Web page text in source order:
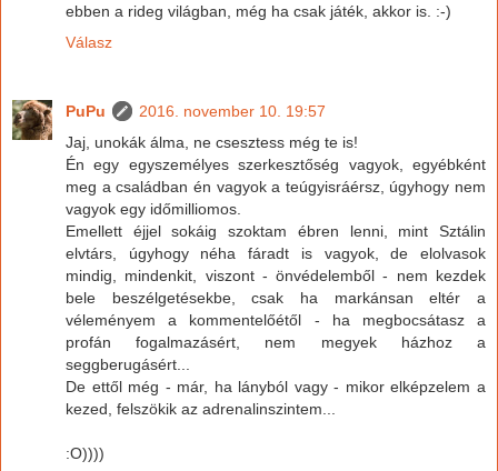
ebben a rideg világban, még ha csak játék, akkor is. :-)
Válasz
PuPu
2016. november 10. 19:57
Jaj, unokák álma, ne csesztess még te is!
Én egy egyszemélyes szerkesztőség vagyok, egyébként
meg a családban én vagyok a teúgyisráérsz, úgyhogy nem
vagyok egy időmilliomos.
Emellett éjjel sokáig szoktam ébren lenni, mint Sztálin
elvtárs, úgyhogy néha fáradt is vagyok, de elolvasok
mindig, mindenkit, viszont - önvédelemből - nem kezdek
bele beszélgetésekbe, csak ha markánsan eltér a
véleményem a kommentelőétől - ha megbocsátasz a
profán fogalmazásért, nem megyek házhoz a
seggberugásért...
De ettől még - már, ha lányból vagy - mikor elképzelem a
kezed, felszökik az adrenalinszintem...
:O))))